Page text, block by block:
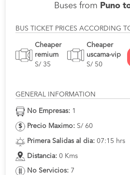
Buses from Puno
BUS TICKET PRICES ACCORDING
Cheaper
remium
S/ 35
Cheaper
uscama-vip
S/ 50
GENERAL INFORMATION
No Empresas: 1
Precio Maximo: S/ 60
Primera Salidas al dia: 07:15 hrs
Distancia: 0 Kms
No Servicios: 7